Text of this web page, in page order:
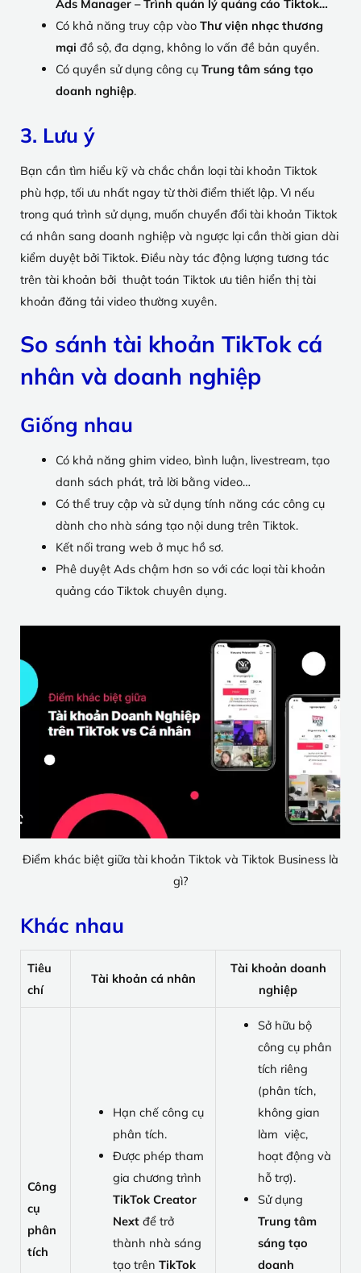
Ads Manager – Trình quản lý quảng cáo Tiktok…
Có khả năng truy cập vào Thư viện nhạc thương
mại đồ sộ, đa dạng, không lo vấn đề bản quyền.
Có quyền sử dụng công cụ Trung tâm sáng tạo
doanh nghiệp.
3. Lưu ý
Bạn cần tìm hiểu kỹ và chắc chắn loại tài khoản Tiktok
phù hợp, tối ưu nhất ngay từ thời điểm thiết lập. Vì nếu
trong quá trình sử dụng, muốn chuyển đổi tài khoản Tiktok
cá nhân sang doanh nghiệp và ngược lại cần thời gian dài
kiểm duyệt bởi Tiktok. Điều này tác động lượng tương tác
trên tài khoản bởi thuật toán Tiktok ưu tiên hiển thị tài
khoản đăng tải video thường xuyên.
So sánh tài khoản TikTok cá
nhân và doanh nghiệp
Giống nhau
Có khả năng ghim video, bình luận, livestream, tạo
danh sách phát, trả lời bằng video…
Có thể truy cập và sử dụng tính năng các công cụ
dành cho nhà sáng tạo nội dung trên Tiktok.
Kết nối trang web ở mục hồ sơ.
Phê duyệt Ads chậm hơn so với các loại tài khoản
quảng cáo Tiktok chuyên dụng.
Điểm khác biệt giữa tài khoản Tiktok và Tiktok Business là
gì?
Khác nhau
Tiêu
chí
Tài khoản cá nhân
Tài khoản doanh
nghiệp
Công
cụ
phân
tích
Hạn chế công cụ
phân tích.
Được phép tham
gia chương trình
TikTok Creator
Nextđể trở
thành nhà sáng
tạo trên TikTok
Sở hữu bộ
công cụ phân
tích riêng
(phân tích,
không gian
làm việc,
hoạt động và
hỗ trợ).
Sử dụng
Trung tâm
sáng tạo
doanh